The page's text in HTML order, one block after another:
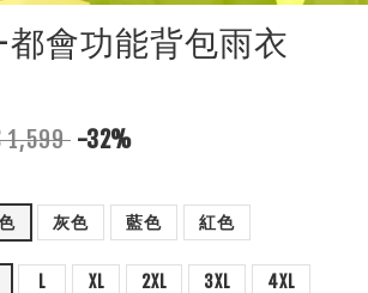
-都會功能背包雨衣
1,599 -32%
灰色 藍色 紅色
L XL 2XL 3XL 4XL